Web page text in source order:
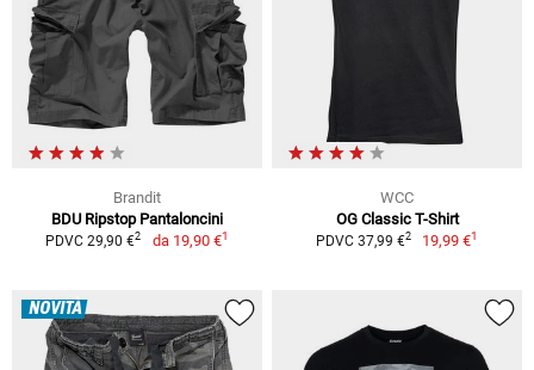
Brandit
BDU Ripstop Pantaloncini
PDVC 29,90 €2 da 19,90 €1
WCC
OG Classic T-Shirt
PDVC 37,99 €2 19,99 €1
NOVITÀ